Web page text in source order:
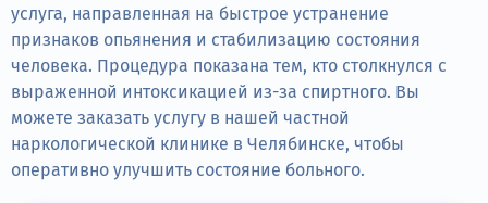
Нарколог
Стационар
Психиатрия
Цены
услуга, направленная на быстрое устранение
признаков опьянения и стабилизацию состояния
человека. Процедура показана тем, кто столкнулся с
выраженной интоксикацией из-за спиртного. Вы
можете заказать услугу в нашей частной
наркологической клинике в Челябинске, чтобы
оперативно улучшить состояние больного.